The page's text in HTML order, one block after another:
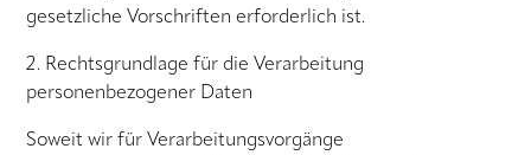
gesetzliche Vorschriften erforderlich ist.
2. Rechtsgrundlage für die Verarbeitung
personenbezogener Daten
Soweit wir für Verarbeitungsvorgänge